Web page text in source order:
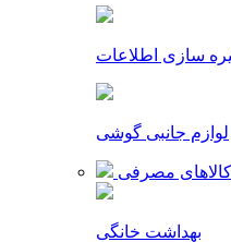
سازی اطلاعات
لوازم جانبی گوشی
کالاهای مصرفی
بهداشت خانگی